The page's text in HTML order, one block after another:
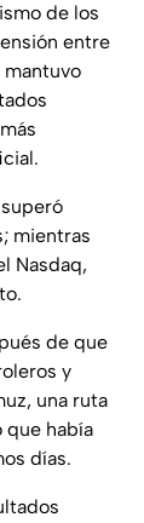
de los
entre
mantuvo
mientras
Nasdaq,
de que
y
una ruta
que había
días.